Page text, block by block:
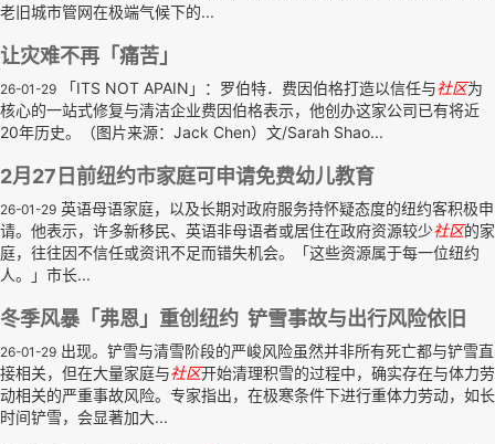
老旧城市管网在极端气候下的...
让灾难不再「痛苦」
26-01-29 「ITS NOT APAIN」：罗伯特．费因伯格打造以信任与社区为
核心的一站式修复与清洁企业费因伯格表示，他创办这家公司已有将近
20年历史。（图片来源：Jack Chen）文/Sarah Shao...
2月27日前纽约市家庭可申请免费幼儿教育
26-01-29 英语母语家庭，以及长期对政府服务持怀疑态度的纽约客积极申
请。他表示，许多新移民、英语非母语者或居住在政府资源较少社区的家
庭，往往因不信任或资讯不足而错失机会。「这些资源属于每一位纽约
人。」市长...
冬季风暴「弗恩」重创纽约 铲雪事故与出行风险依旧
26-01-29 出现。铲雪与清雪阶段的严峻风险虽然并非所有死亡都与铲雪直
接相关，但在大量家庭与社区开始清理积雪的过程中，确实存在与体力劳
动相关的严重事故风险。专家指出，在极寒条件下进行重体力劳动，如长
时间铲雪，会显著加大...